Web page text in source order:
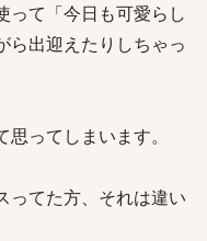
って「今日も可愛らし
ら出迎えたりしちゃっ
ってしまいます。
ってた方、それは違い